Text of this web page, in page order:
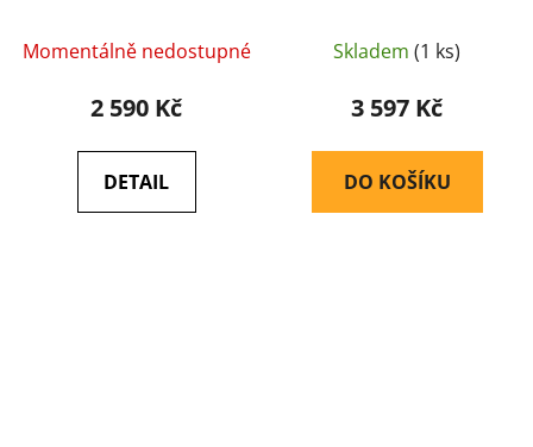
(balistické/střelecké)
(EE9015-04) - ESS
Momentálně nedostupné
2 590 Kč
DETAIL
(balistické/střelecké)
(EE9034-01) - ESS
Skladem (1 ks)
3 597 Kč
DO KOŠÍKU